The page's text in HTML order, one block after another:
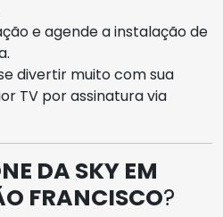
e agende a instalação de
divertir muito com sua
TV por assinatura via
DA SKY EM
FRANCISCO?